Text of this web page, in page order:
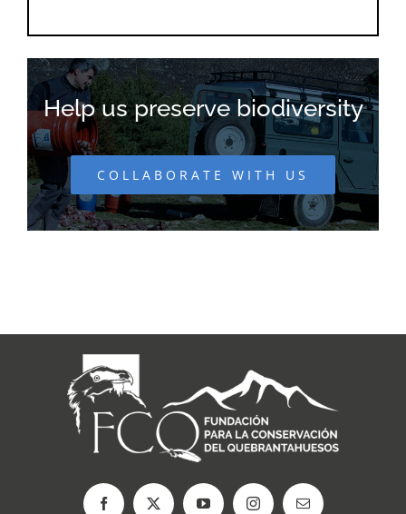
Help us preserve biodiversity
COLLABORATE WITH US